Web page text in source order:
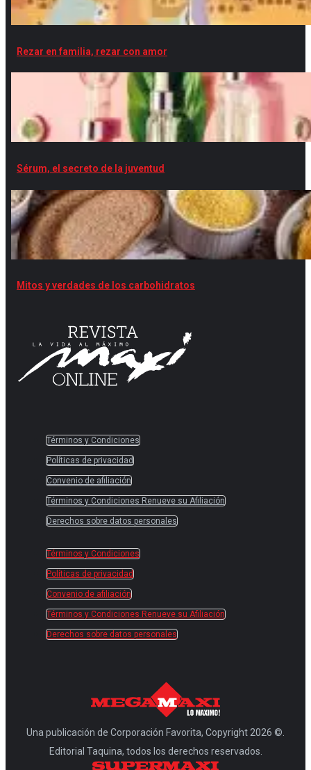
Rezar en familia, rezar con amor
Sérum, el secreto de la juventud
Mitos y verdades de los carbohidratos
Términos y Condiciones
Políticas de privacidad
Convenio de afiliación
Términos y Condiciones Renueve su Afiliación
Derechos sobre datos personales
Términos y Condiciones
Políticas de privacidad
Convenio de afiliación
Términos y Condiciones Renueve su Afiliación
Derechos sobre datos personales
Una publicación de Corporación Favorita, Copyright 2026 ©.
Editorial Taquina, todos los derechos reservados.